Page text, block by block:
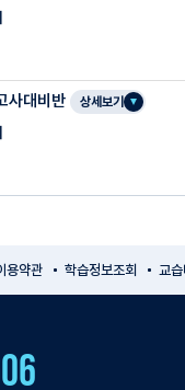
별 맞춤 커리큘럼 제시
회+1직보_화목 P6-10
사대비반 상세보기
회+1직보_월금 P6-10
용약관 학습정보조회 교습